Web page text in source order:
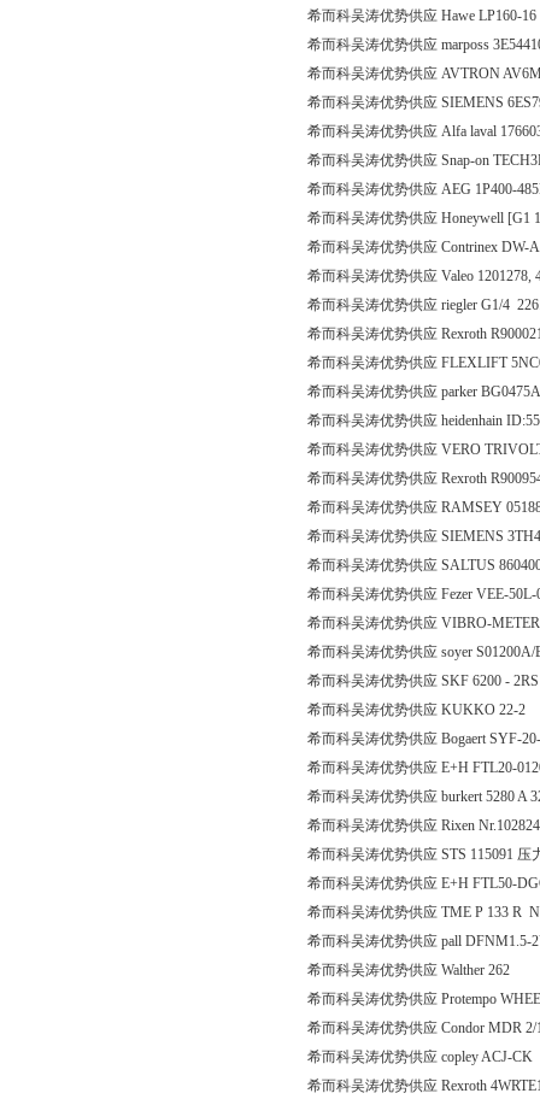
希而科吴涛优势供应 Hawe LP160-
希而科吴涛优势供应 marposs
希而科吴涛优势供应 AVTRON
希而科吴涛优势供应 SIEMENS
希而科吴涛优势供应 Alfa laval
希而科吴涛优势供应 Snap-on
希而科吴涛优势供应 AEG 1P400-
希而科吴涛优势供应 Honeywell [G1
希而科吴涛优势供应 Contrinex DW-
希而科吴涛优势供应 Valeo 1201278,
希而科吴涛优势供应 riegler G1/4
希而科吴涛优势供应 Rexroth
希而科吴涛优势供应 FLEXLIFT
希而科吴涛优势供应 parker
希而科吴涛优势供应 heidenhain
希而科吴涛优势供应 VERO
希而科吴涛优势供应 Rexroth
希而科吴涛优势供应 RAMSEY
希而科吴涛优势供应 SIEMENS
希而科吴涛优势供应 SALTUS
希而科吴涛优势供应 Fezer VEE-50L-
希而科吴涛优势供应 VIBRO-
希而科吴涛优势供应 soyer
希而科吴涛优势供应 SKF 6200 -
希而科吴涛优势供应 KUKKO 22-2
希而科吴涛优势供应 Bogaert SYF-
希而科吴涛优势供应 E+H FTL20-
希而科吴涛优势供应 burkert 5280 A
希而科吴涛优势供应 Rixen
希而科吴涛优势供应 STS 115091 压
希而科吴涛优势供应 E+H FTL50-
希而科吴涛优势供应 TME P 133 R
希而科吴涛优势供应 pall DFNM1.5-
希而科吴涛优势供应 Walther 262
希而科吴涛优势供应 Protempo
希而科吴涛优势供应 Condor MDR
希而科吴涛优势供应 copley ACJ-CK
希而科吴涛优势供应 Rexroth